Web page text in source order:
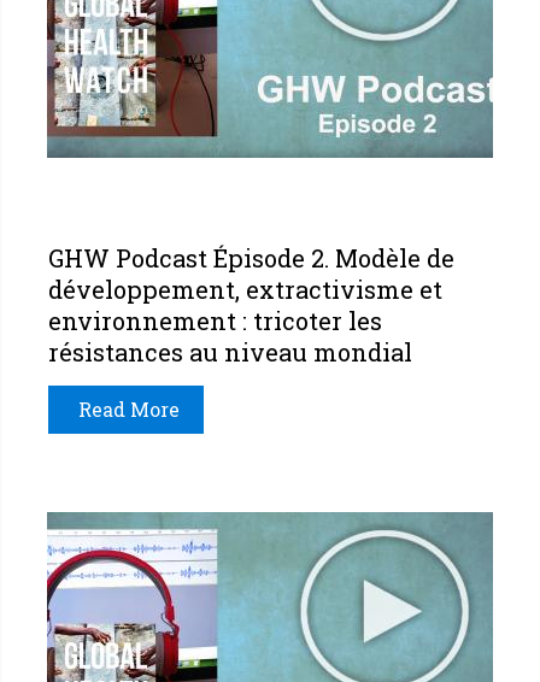
GHW Podcast Épisode 2. Modèle de
développement, extractivisme et
environnement : tricoter les
résistances au niveau mondial
Read More